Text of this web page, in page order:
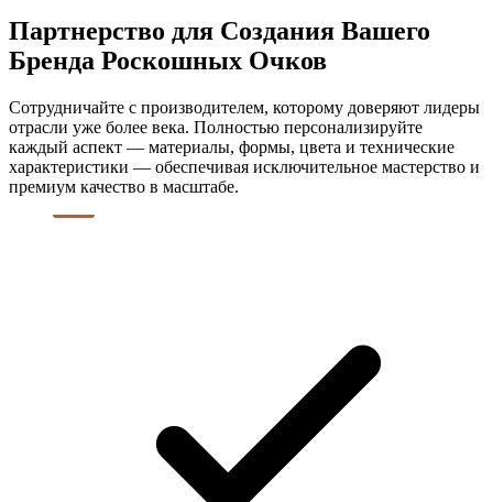
Партнерство для Создания Вашего
Бренда Роскошных Очков
Сотрудничайте с производителем, которому доверяют лидеры
отрасли уже более века. Полностью персонализируйте
каждый аспект — материалы, формы, цвета и технические
характеристики — обеспечивая исключительное мастерство и
премиум качество в масштабе.